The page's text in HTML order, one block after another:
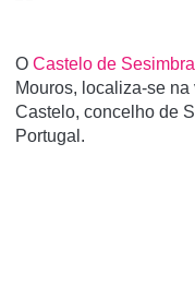
O Castelo de Sesimbra
Mouros, localiza-se
Castelo, concelho de
Portugal.